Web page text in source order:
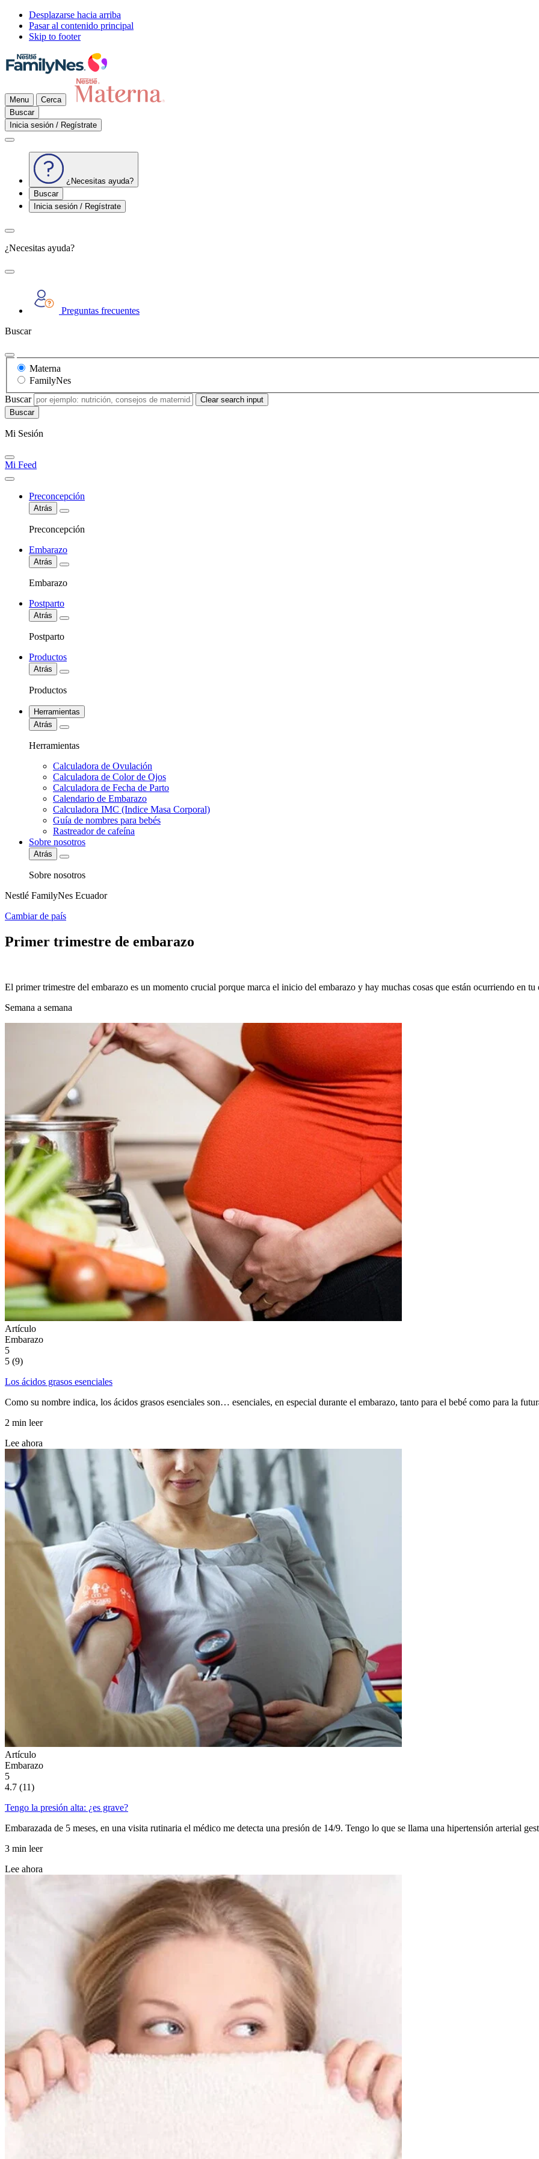
Desplazarse hacia arriba
Pasar al contenido principal
Skip to footer
Menu
Cerca
Buscar
Inicia sesión / Regístrate
¿Necesitas ayuda?
Buscar
Inicia sesión / Regístrate
¿Necesitas ayuda?
Preguntas frecuentes
Buscar
Materna
FamilyNes
Buscar
Clear search input
Mi Sesión
Mi Feed
Preconcepción
Atrás
Preconcepción
Embarazo
Atrás
Embarazo
Postparto
Atrás
Postparto
Productos
Atrás
Productos
Herramientas
Atrás
Herramientas
Calculadora de Ovulación
Calculadora de Color de Ojos
Calculadora de Fecha de Parto
Calendario de Embarazo
Calculadora IMC (Indice Masa Corporal)
Guía de nombres para bebés
Rastreador de cafeína
Sobre nosotros
Atrás
Sobre nosotros
Nestlé FamilyNes Ecuador
Cambiar de país
Primer trimestre de embarazo
El primer trimestre del embarazo es un momento crucial porque marca el inicio del embarazo y hay muchas cosas que están ocurriendo en tu
Semana a semana
Artículo
Embarazo
5
5 (9)
Los ácidos grasos esenciales
Como su nombre indica, los ácidos grasos esenciales son… esenciales, en especial durante el embarazo, tanto para el bebé como para la
2 min leer
Lee ahora
Artículo
Embarazo
5
4.7 (11)
Tengo la presión alta: ¿es grave?
Embarazada de 5 meses, en una visita rutinaria el médico me detecta una presión de 14/9. Tengo lo que se llama una hipertensión arterial
3 min leer
Lee ahora